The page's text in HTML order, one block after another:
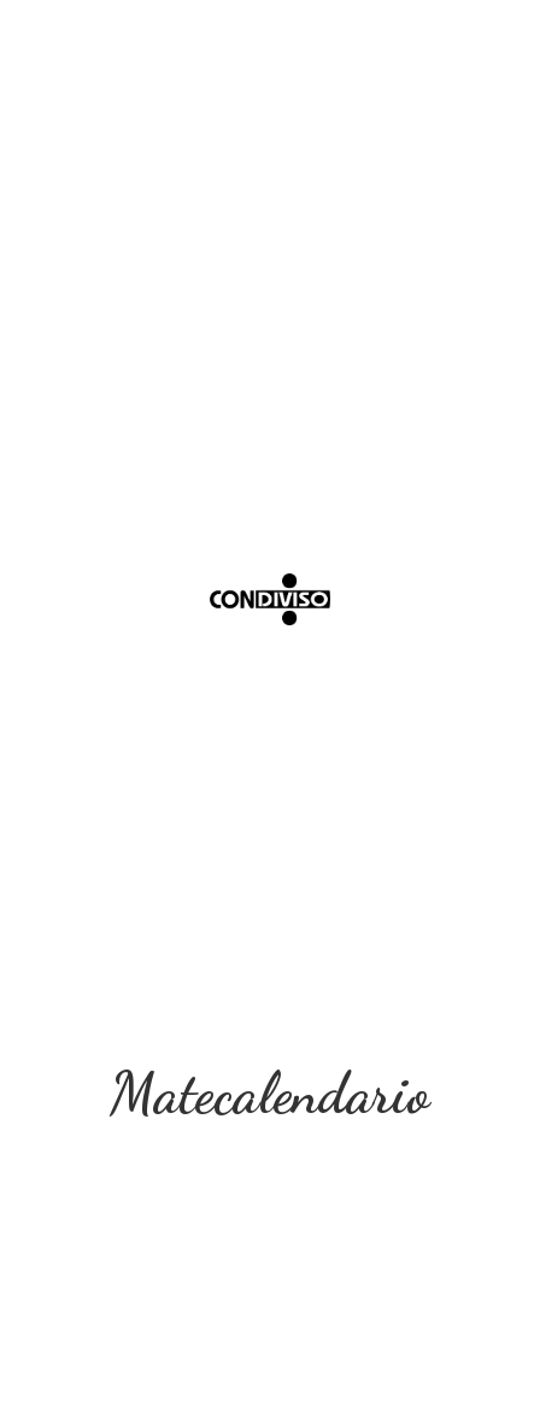
Matecalendario